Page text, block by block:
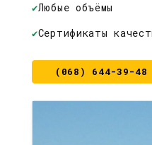
✔Любые объёмы
✔Сертификаты
(068) 644-39-48